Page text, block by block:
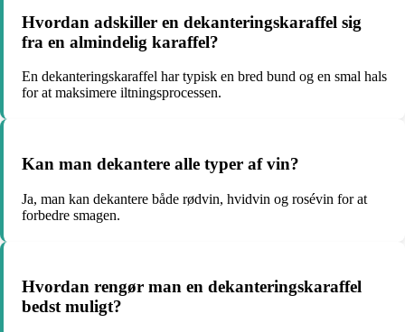
Hvordan adskiller en dekanteringskaraffel sig
fra en almindelig karaffel?
En dekanteringskaraffel har typisk en bred bund og en smal hals
for at maksimere iltningsprocessen.
Kan man dekantere alle typer af vin?
Ja, man kan dekantere både rødvin, hvidvin og rosévin for at
forbedre smagen.
Hvordan rengør man en dekanteringskaraffel
bedst muligt?